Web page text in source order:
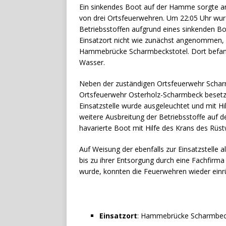
Ein sinkendes Boot auf der Hamme sorgte
von drei Ortsfeuerwehren. Um 22:05 Uhr
Betriebsstoffen aufgrund eines sinkenden
Einsatzort nicht wie zunächst
Hammebrücke Scharmbeckstotel. Dort
Wasser.
Neben der zuständigen Ortsfeuerwehr
Ortsfeuerwehr Osterholz-Scharmbeck
Einsatzstelle wurde ausgeleuchtet und mit
weitere Ausbreitung der Betriebsstoffe auf
havarierte Boot mit Hilfe des Krans des
Auf Weisung der ebenfalls zur Einsatzstelle
bis zu ihrer Entsorgung durch eine
wurde, konnten die Feuerwehren wieder
Einsatzort: Hammebrücke